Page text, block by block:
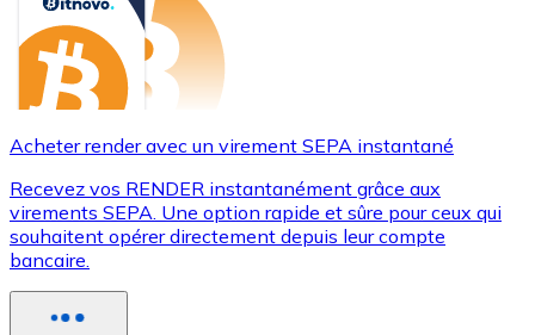
Acheter render avec un virement SEPA instantané
Recevez vos RENDER instantanément grâce aux
virements SEPA. Une option rapide et sûre pour ceux qui
souhaitent opérer directement depuis leur compte
bancaire.